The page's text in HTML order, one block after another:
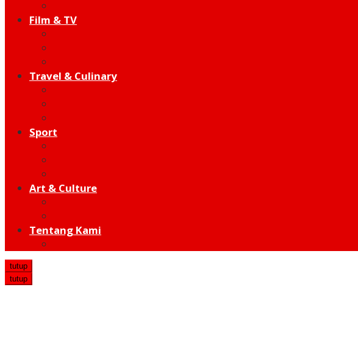
Film & TV
Travel & Culinary
Sport
Art & Culture
Tentang Kami
tutup
tutup